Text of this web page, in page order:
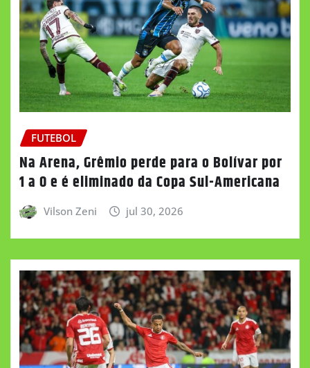
FUTEBOL
Na Arena, Grêmio perde para o Bolívar por
1 a 0 e é eliminado da Copa Sul-Americana
Vilson Zeni jul 30, 2026